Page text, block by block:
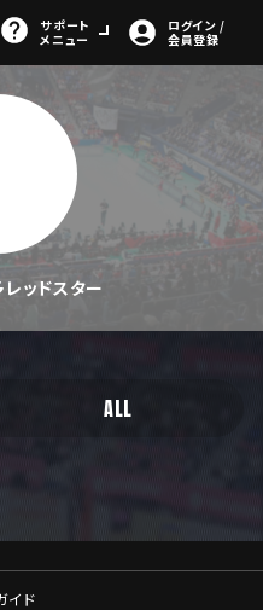
サポート
メニュー
ログイン /
会員登録
ッドスター
ALL
イド